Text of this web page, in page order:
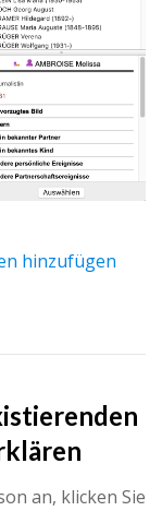
hinzufügen
an, klicken Sie